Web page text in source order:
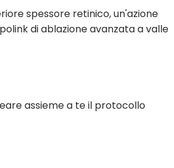
spessore retinico, un'azione
di ablazione avanzata a valle
assieme a te il protocollo